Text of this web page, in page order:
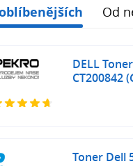
Od
DELL
CT200842
Toner Dell